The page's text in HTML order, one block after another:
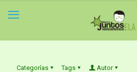
Categorías Tags Autor